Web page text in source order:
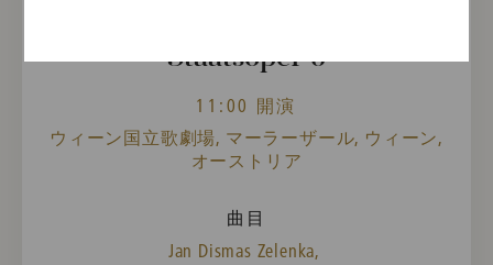
Staatsoper 6
11:00 開演
ウィーン国立歌劇場, マーラーザール, ウィーン,
オーストリア
曲目
Jan Dismas Zelenka,